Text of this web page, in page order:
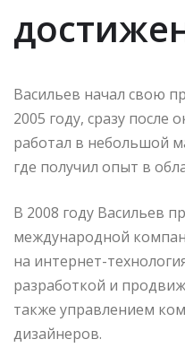
Васильев начал свою
2005 году, сразу после
работал в небольшой
где получил опыт в
В 2008 году Васильев
международной
на интернет-
разработкой и
также управлением
дизайнеров.